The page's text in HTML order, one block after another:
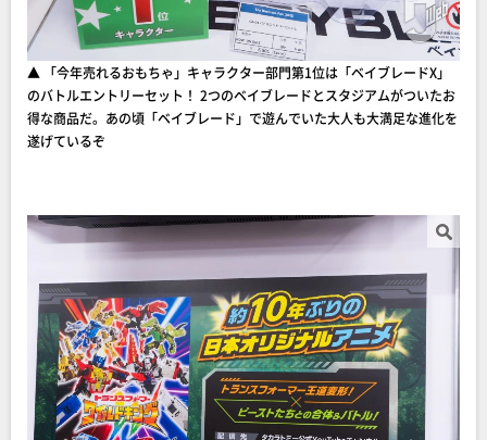
▲ 「今年売れるおもちゃ」キャラクター部門第1位は「ベイブレードX」
のバトルエントリーセット！ 2つのベイブレードとスタジアムがついたお
得な商品だ。あの頃「ベイブレード」で遊んでいた大人も大満足な進化を
遂げているぞ